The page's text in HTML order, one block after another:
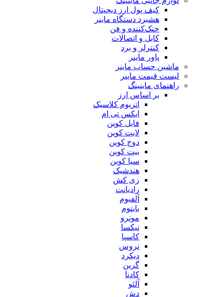
کیف پول ارز دیجیتال
هشبرد دستگاه ماینر
خنک‌کننده و فن
کابل و اتصالات
کنترلر و برد
پاور ماینر
ماشین حساب ماینر
لیست قیمت ماینر
راهنمای ماینینگ
بر اساس ارز
اتریوم کلاسیک
ایکس تی ام
فایل کوین
لایت کوین
دوج کوین
بیت کوین
سیا کوین
هندشیک
زی کش
رادیانت
آلفیوم
بایتوم
مونرو
نیکسا
کاسپا
نروس
دیکرد
گرین
کادنا
آلئو
دش